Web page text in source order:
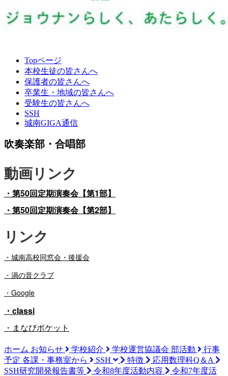
Topページ
本校生徒の皆さんへ
保護者の皆さんへ
卒業生・地域の皆さんへ
受験生の皆さんへ
SSH
城南GIGA通信
吹奏楽部・合唱部
動画リンク
・第50回定期演奏会【第1部】
・第50回定期演奏会【第2部】
リンク
・ 城南高校同窓会・後援会
・渦の音クラブ
・Google
・classi
・まなびポケット
ホーム お知らせ 学校紹介 学校運営協議会 部活動
行事
予定 各課・事務室から SSH 特徴
応用数理科Q＆A
SSH研究開発報告書等
令和8年度活動内容
令和7年度活